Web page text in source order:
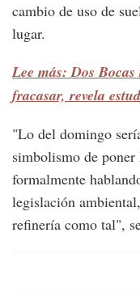
cambio de uso de
lugar.
Lee más: Dos
fracasar, revela
"Lo del domingo
simbolismo de
formalmente
legislación
refinería como tal",